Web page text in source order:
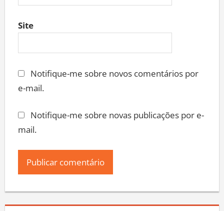
Site
Notifique-me sobre novos comentários por
e-mail.
Notifique-me sobre novas publicações por e-
mail.